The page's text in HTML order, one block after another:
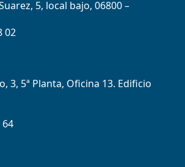
5, local bajo, 06800 –
02
3, 5ª Planta, Oficina 13. Edificio
64